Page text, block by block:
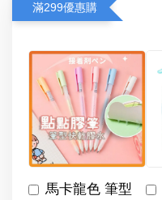
滿299優惠購
馬卡龍色 筆型